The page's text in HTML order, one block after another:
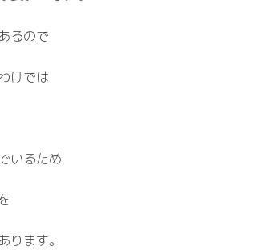
るので
けでは
いるため
ります。